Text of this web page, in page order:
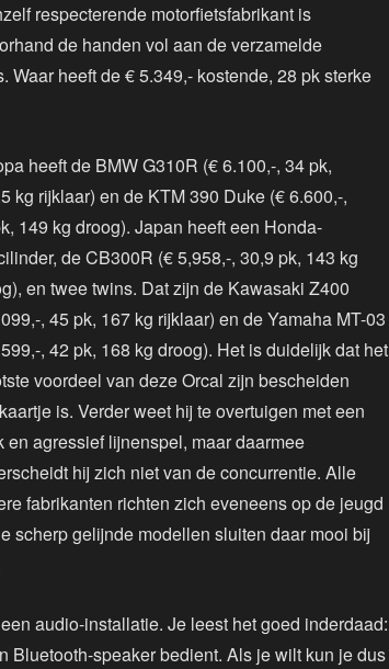
respecterende motorfietsfabrikant is
de handen vol aan de verzamelde
heeft de € 5.349,- kostende, 28 pk sterke
heeft de BMW G310R (€ 6.100,-, 34 pk,
kg rijklaar) en de KTM 390 Duke (€ 6.600,-,
149 kg droog). Japan heeft een Honda-
de CB300R (€ 5,958,-, 30,9 pk, 143 kg
en twee twins. Dat zijn de Kawasaki Z400
, 45 pk, 167 kg rijklaar) en de Yamaha MT-03
, 42 pk, 168 kg droog). Het is duidelijk dat het
voordeel van deze Orcal zijn bescheiden
is. Verder weet hij te overtuigen met een
en agressief lijnenspel, maar daarmee
hij zich niet van de concurrentie. Alle
fabrikanten richten zich eveneens op de jeugd
scherp gelijnde modellen sluiten daar mooi bij
audio-installatie. Je leest het goed inderdaad:
Bluetooth-speaker bedient. Als je wilt kun je dus